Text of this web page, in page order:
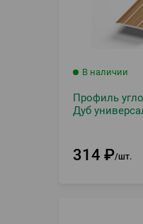
В наличии
Профиль
Дуб
314 ₽ шт.